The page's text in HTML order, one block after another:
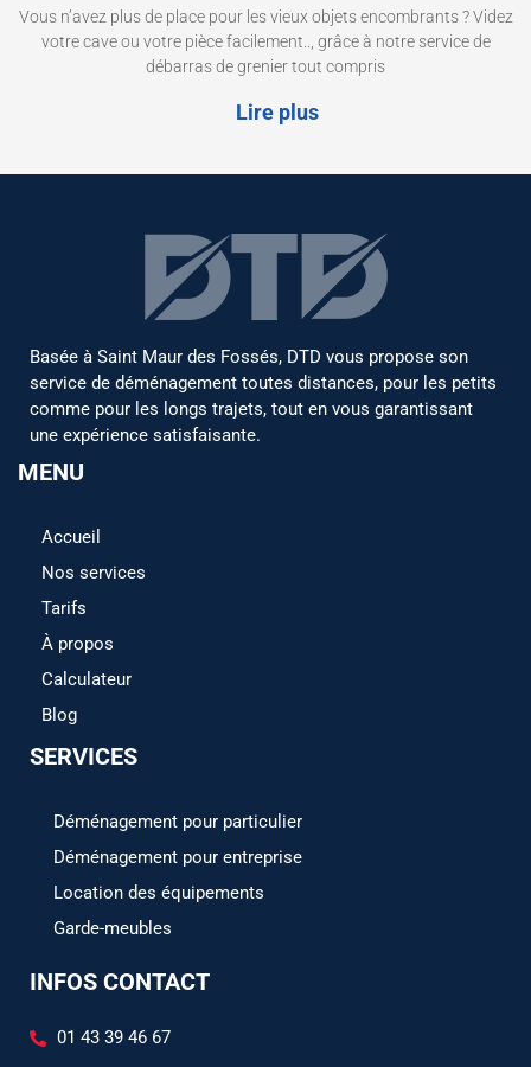
Vous n’avez plus de place pour les vieux objets encombrants ? Videz
votre cave ou votre pièce facilement.., grâce à notre service de
débarras de grenier tout compris
Lire plus
Basée à Saint Maur des Fossés, DTD vous propose son
service de déménagement toutes distances, pour les petits
comme pour les longs trajets, tout en vous garantissant
une expérience satisfaisante.
MENU
Accueil
Nos services
Tarifs
À propos
Calculateur
Blog
SERVICES
Déménagement pour particulier
Déménagement pour entreprise
Location des équipements
Garde-meubles
INFOS CONTACT
01 43 39 46 67